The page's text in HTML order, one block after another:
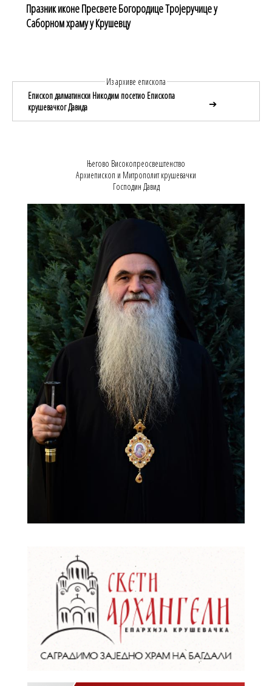
Празник иконе Пресвете Богородице Тројеручице у
Саборном храму у Крушевцу
Из архиве епископа
Епископ далматински Никодим посетио Епископа
крушевачког Давида
➔
Његово Високопреосвештенство
Архиепископ и Митрополит крушевачки
Господин Давид